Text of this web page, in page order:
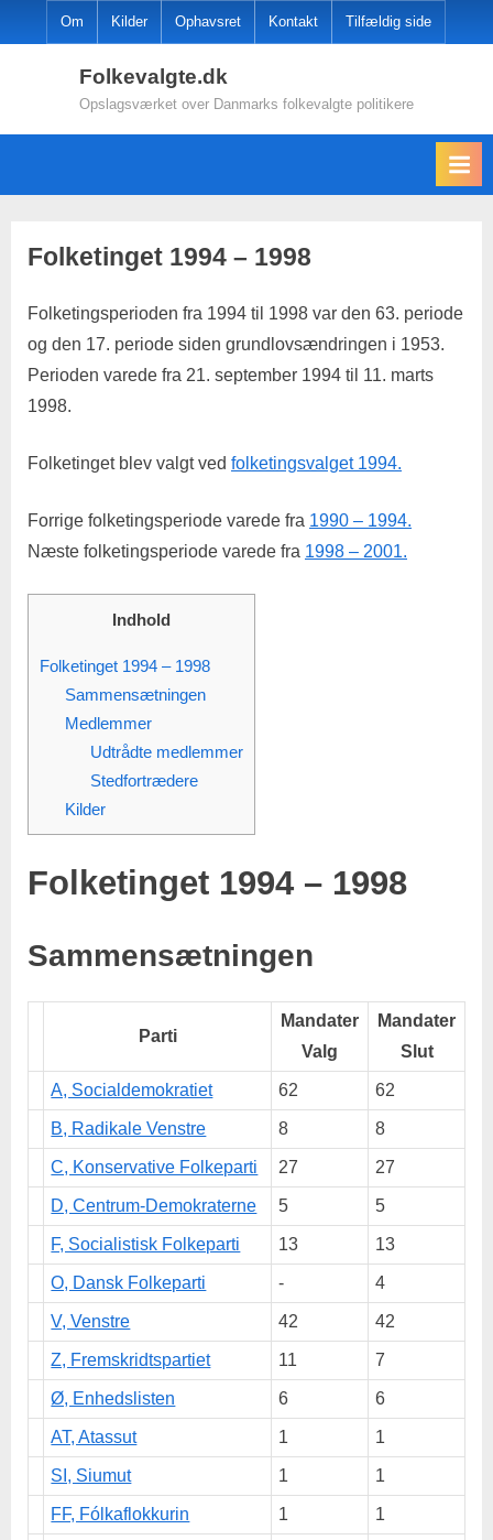
to
Om Kilder Ophavsret Kontakt Tilfældig side
Folkevalgte.dk
Opslagsværket over Danmarks folkevalgte politikere
Folketinget 1994 – 1998
Folketingsperioden fra 1994 til 1998 var den 63. periode
og den 17. periode siden grundlovsændringen i 1953.
Perioden varede fra 21. september 1994 til 11. marts
1998.
Folketinget blev valgt ved folketingsvalget 1994.
Forrige folketingsperiode varede fra 1990 – 1994.
Næste folketingsperiode varede fra 1998 – 2001.
Indhold
Folketinget 1994 – 1998
Sammensætningen
Medlemmer
Udtrådte medlemmer
Stedfortrædere
Kilder
Folketinget 1994 – 1998
Sammensætningen
Parti
Mandater
Valg
Mandater
Slut
A, Socialdemokratiet 62 62
B, Radikale Venstre 8 8
C, Konservative Folkeparti 27 27
D, Centrum-Demokraterne 5 5
F, Socialistisk Folkeparti 13 13
O, Dansk Folkeparti - 4
V, Venstre 42 42
Z, Fremskridtspartiet 11 7
Ø, Enhedslisten 6 6
AT, Atassut 1 1
SI, Siumut 1 1
FF, Fólkaflokkurin 1 1